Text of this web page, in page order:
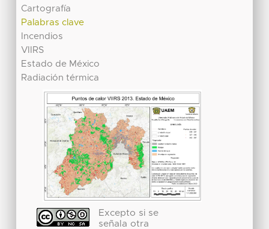
Cartografía
Palabras clave
Incendios
VIIRS
Estado de México
Radiación térmica
Excepto si se
señala otra